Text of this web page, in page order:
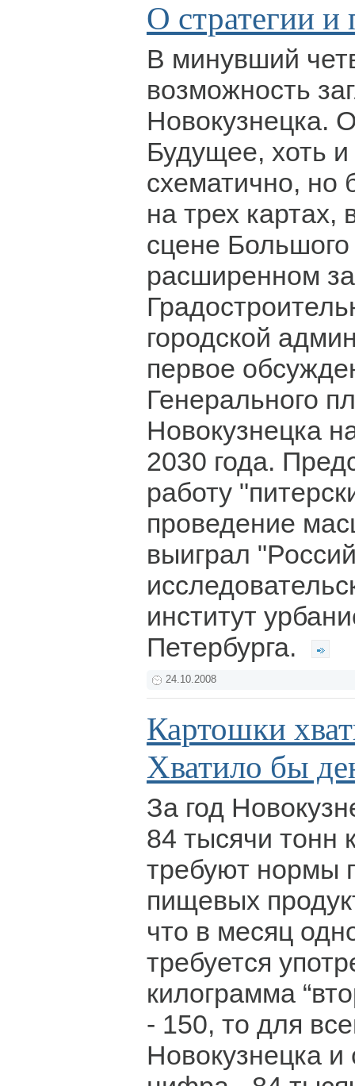
О стратегии и
В минувший
возможность
Новокузнецка.
Будущее, хоть
схематично, но
на трех картах,
сцене
расширенном
городской
первое
Генерального
Новокузнецка
2030 года.
работу
проведение
выиграл
институт
Петербурга.
24.10.2008
Картошки
Хватило бы
За год
84 тысячи тонн
требуют нормы
пищевых
что в месяц
требуется
килограмма
- 150, то для
Новокузнецка и